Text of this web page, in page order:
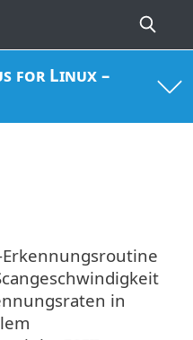
for Linux –
Erkennungsroutine
in